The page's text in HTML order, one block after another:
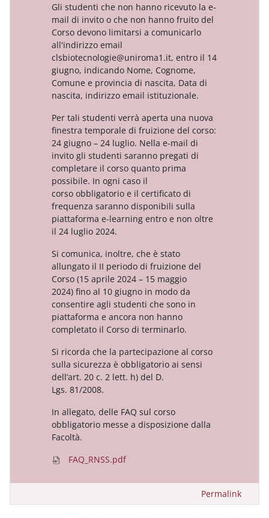
Gli studenti che non hanno ricevuto la e-
mail di invito o che non hanno fruito del
Corso devono limitarsi a comunicarlo
all'indirizzo email
clsbiotecnologie@uniroma1.it, entro il 14
giugno, indicando Nome, Cognome,
Comune e provincia di nascita, Data di
nascita, indirizzo email istituzionale.
Per tali studenti verrà aperta una nuova
finestra temporale di fruizione del corso:
24 giugno – 24 luglio. Nella e-mail di
invito gli studenti saranno pregati di
completare il corso quanto prima
possibile. In ogni caso il
corso obbligatorio e il certificato di
frequenza saranno disponibili sulla
piattaforma e-learning entro e non oltre
il 24 luglio 2024.
Si comunica, inoltre, che è stato
allungato il II periodo di fruizione del
Corso (15 aprile 2024 – 15 maggio
2024) fino al 10 giugno in modo da
consentire agli studenti che sono in
piattaforma e ancora non hanno
completato il Corso di terminarlo.
Si ricorda che la partecipazione al corso
sulla sicurezza è obbligatorio ai sensi
dell’art. 20 c. 2 lett. h) del D.
Lgs. 81/2008.
In allegato, delle FAQ sul corso
obbligatorio messe a disposizione dalla
Facoltà.
FAQ_RNSS.pdf
Permalink